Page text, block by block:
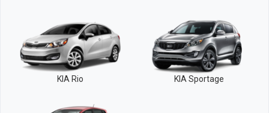
KIA Rio KIA Sportage